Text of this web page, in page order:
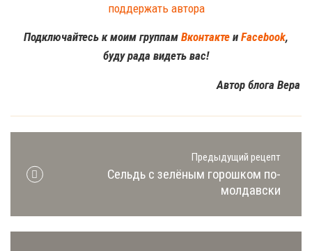
поддержать автора
Подключайтесь к моим группам Вконтакте и Facebook,
буду рада видеть вас!
Автор блога Вера
Предыдущий рецепт
Сельдь с зелёным горошком по-
молдавски